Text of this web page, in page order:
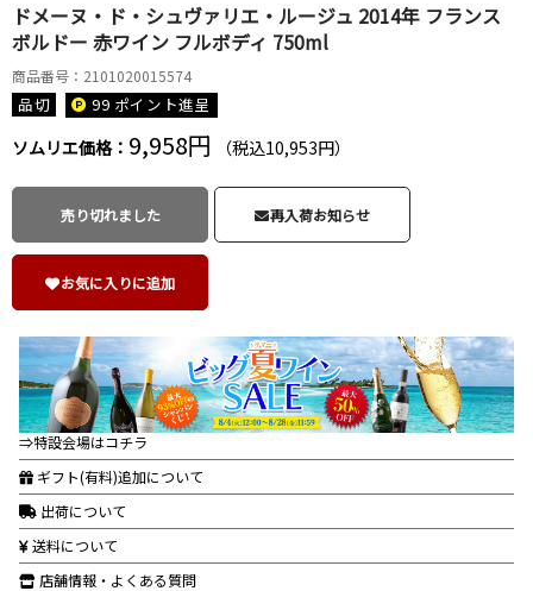
ドメーヌ・ド・シュヴァリエ・ルージュ 2014年 フランス
ボルドー 赤ワイン フルボディ 750ml
商品番号：2101020015574
品切 99 ポイント進呈
ソムリエ価格： 9,958円 （税込10,953円）
売り切れました 再入荷お知らせ
お気に入りに追加
⇒特設会場はコチラ
ギフト(有料)追加について
出荷について
送料について
店舗情報・よくある質問